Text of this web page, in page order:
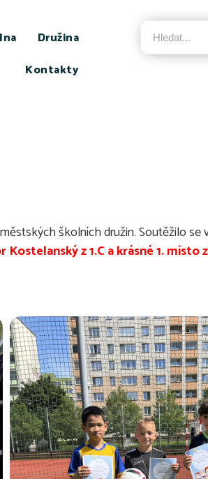
Družina
Kontakty
školních družin. Soutěžilo se
z 1.C a krásné 1. místo